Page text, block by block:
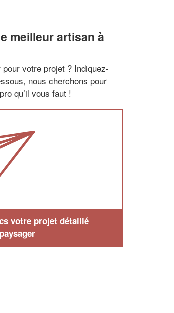
meilleur artisan à
votre projet ? Indiquez-
nous cherchons pour
qu’il vous faut !
votre projet détaillé